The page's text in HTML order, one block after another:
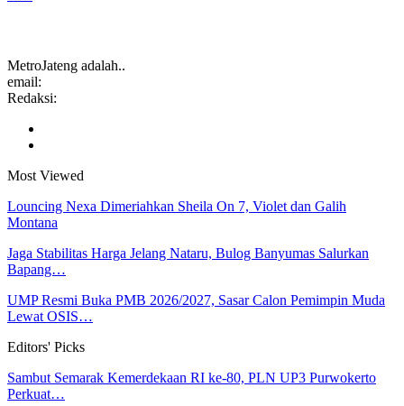
MetroJateng adalah..
email:
Redaksi:
Most Viewed
Louncing Nexa Dimeriahkan Sheila On 7, Violet dan Galih
Montana
Jaga Stabilitas Harga Jelang Nataru, Bulog Banyumas Salurkan
Bapang…
UMP Resmi Buka PMB 2026/2027, Sasar Calon Pemimpin Muda
Lewat OSIS…
Editors' Picks
Sambut Semarak Kemerdekaan RI ke-80, PLN UP3 Purwokerto
Perkuat…